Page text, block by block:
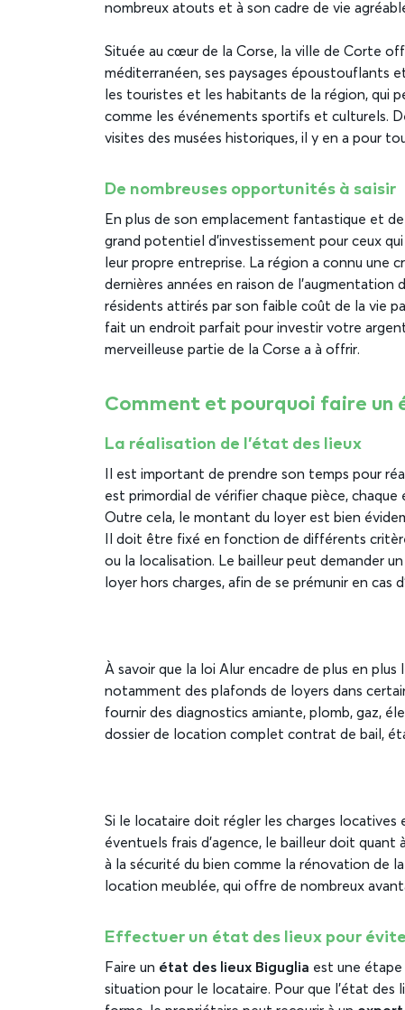
nombreux atouts et à son cadre de vie
Située au cœur de la Corse, la ville de Corte
méditerranéen, ses paysages époustouflants
les touristes et les habitants de la région, qui
comme les événements sportifs et culturels.
visites des musées historiques, il y en a pour
De nombreuses opportunités à saisir
En plus de son emplacement fantastique et
grand potentiel d’investissement pour ceux
leur propre entreprise. La région a connu une
dernières années en raison de l’augmentation
résidents attirés par son faible coût de la vie
fait un endroit parfait pour investir votre
merveilleuse partie de la Corse a à offrir.
Comment et pourquoi faire un
La réalisation de l’état des lieux
Il est important de prendre son temps pour
est primordial de vérifier chaque pièce,
Outre cela, le montant du loyer est bien
Il doit être fixé en fonction de différents
ou la localisation. Le bailleur peut demander
loyer hors charges, afin de se prémunir en cas
À savoir que la loi Alur encadre de plus en
notamment des plafonds de loyers dans
fournir des diagnostics amiante, plomb, gaz,
dossier de location complet contrat de bail,
Si le locataire doit régler les charges locatives
éventuels frais d’agence, le bailleur doit quant
à la sécurité du bien comme la rénovation de
location meublée, qui offre de nombreux
Effectuer un état des lieux pour
Faire un état des lieux Biguglia est une
situation pour le locataire. Pour que l’état